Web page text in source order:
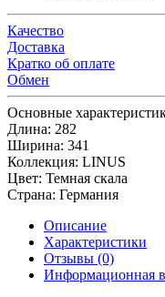
Качество
Доставка
Кратко об оплате
Обмен
Основные
Длина: 282
Ширина: 341
Коллекция: LINUS
Цвет: Темная скала
Страна: Германия
Описание
Характеристики
Отзывы (0)
Информационная